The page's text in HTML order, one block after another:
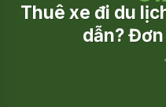
Thuê xe đi du
dẫn?